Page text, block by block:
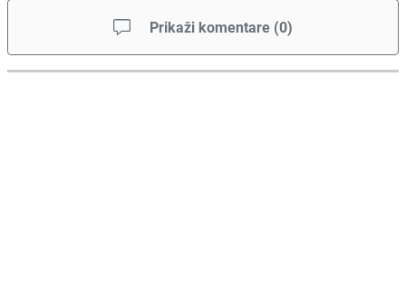
Prikaži komentare (0)